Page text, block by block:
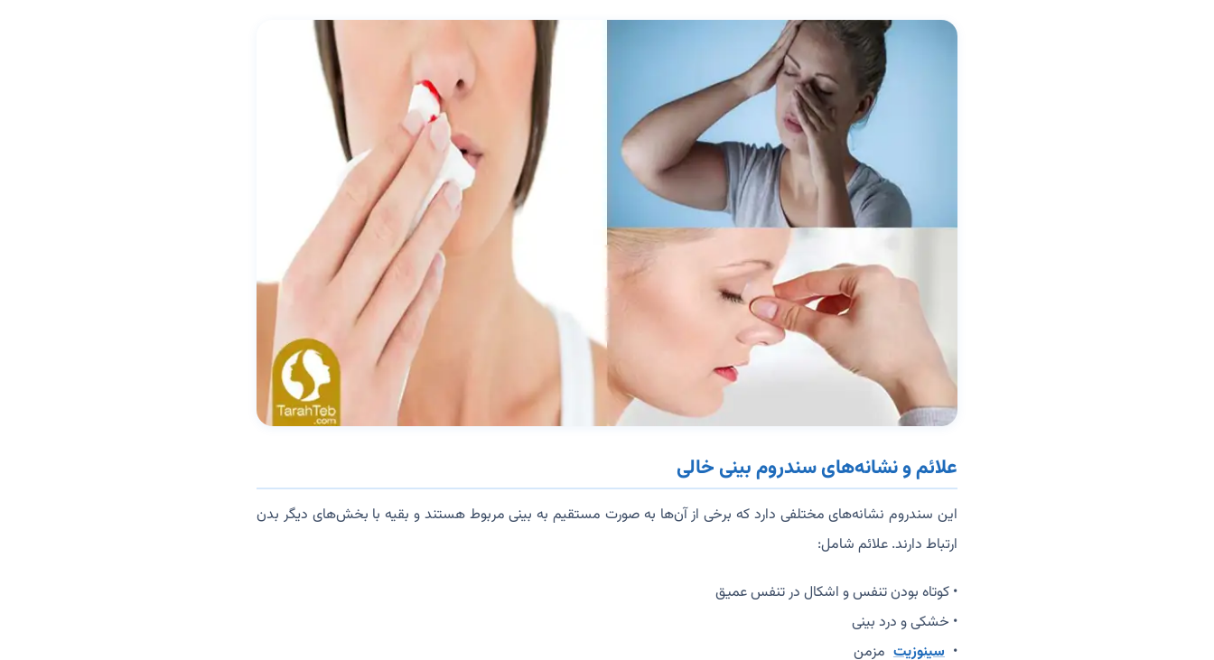
علائم و نشانه‌های سندروم بینی خالی
این سندروم نشانه‌های مختلفی دارد که برخی از آن‌ها به صورت مستقیم به بینی مربوط هستند و بقیه با بخش‌های دیگر بدن
ارتباط دارند. علائم شامل:
• کوتاه بودن تنفس و اشکال در تنفس عمیق
• خشکی و درد بینی
• سینوزیت مزمن